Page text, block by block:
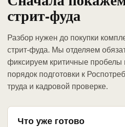
стрит-фуда
Разбор нужен до покупки
стрит-фуда. Мы отделяем
фиксируем критичные пробелы
порядок подготовки к
труда и кадровой проверке.
Что уже готово